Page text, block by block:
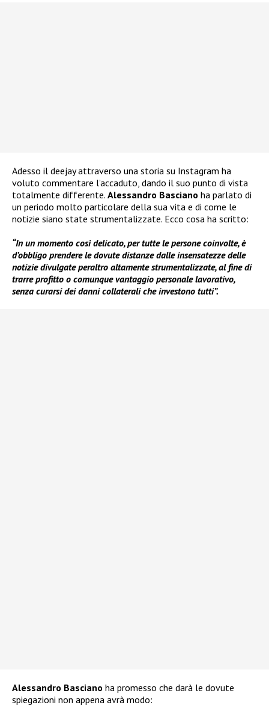
Adesso il deejay attraverso una storia su Instagram ha
voluto commentare l’accaduto, dando il suo punto di vista
totalmente differente. Alessandro Basciano ha parlato di
un periodo molto particolare della sua vita e di come le
notizie siano state strumentalizzate. Ecco cosa ha scritto:
“In un momento così delicato, per tutte le persone coinvolte, è
d’obbligo prendere le dovute distanze dalle insensatezze delle
notizie divulgate peraltro altamente strumentalizzate, al fine di
trarre profitto o comunque vantaggio personale lavorativo,
senza curarsi dei danni collaterali che investono tutti”.
Alessandro Basciano ha promesso che darà le dovute
spiegazioni non appena avrà modo: